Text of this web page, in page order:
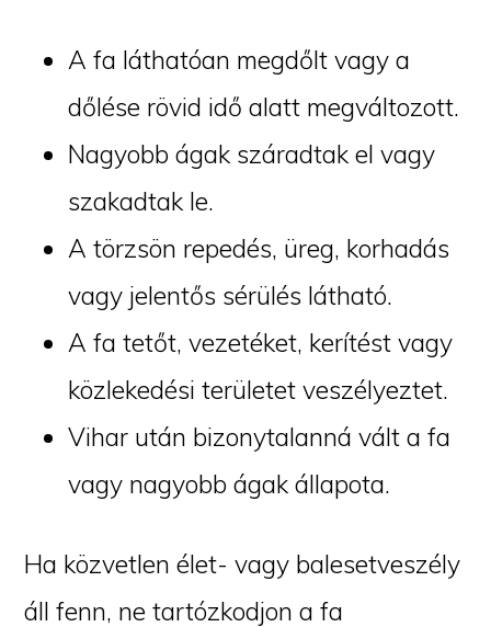
A fa láthatóan megdőlt vagy a
dőlése rövid idő alatt megváltozott.
Nagyobb ágak száradtak el vagy
szakadtak le.
A törzsön repedés, üreg, korhadás
vagy jelentős sérülés látható.
A fa tetőt, vezetéket, kerítést vagy
közlekedési területet veszélyeztet.
Vihar után bizonytalanná vált a fa
vagy nagyobb ágak állapota.
Ha közvetlen élet- vagy balesetveszély
áll fenn, ne tartózkodjon a fa